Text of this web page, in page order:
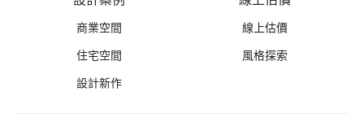
商業空間
住宅空間
設計新作
線上估價
風格探索